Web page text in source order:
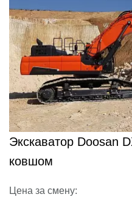
Экскаватор Doosan
ковшом
Цена за смену: